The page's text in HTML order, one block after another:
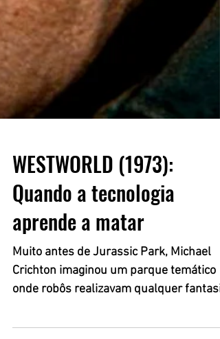
WESTWORLD (1973):
Quando a tecnologia
aprende a matar
Muito antes de Jurassic Park, Michael
onde robôs realizavam qualquer fantasia